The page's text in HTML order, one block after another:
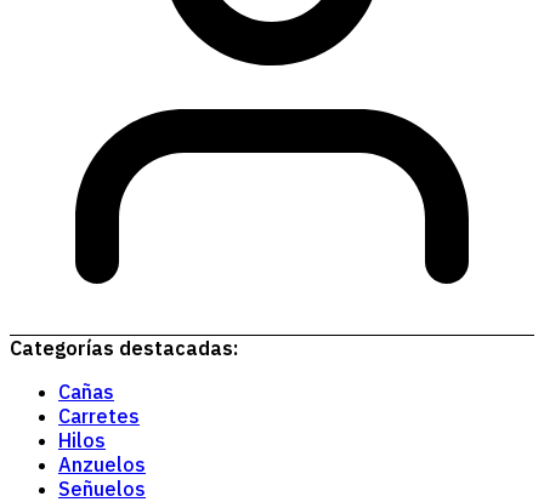
Categorías destacadas:
Cañas
Carretes
Hilos
Anzuelos
Señuelos